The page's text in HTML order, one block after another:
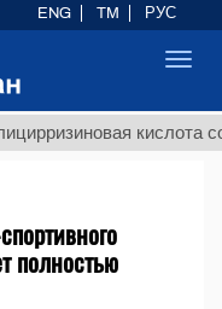
кислота
полностью
ENG TM РУС